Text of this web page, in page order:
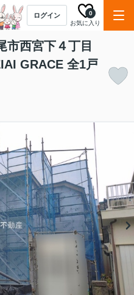
ログイン
お気に入り
0
市西宮下４丁目
GRACE 全1戸